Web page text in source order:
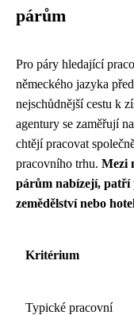
párům
Pro páry hledající
německého jazyka
nejschůdnější cestu k
agentury se zaměřují
chtějí pracovat
pracovního trhu. Mezi
párům nabízejí, patří
zemědělství nebo
Kritérium
Typické pracovní